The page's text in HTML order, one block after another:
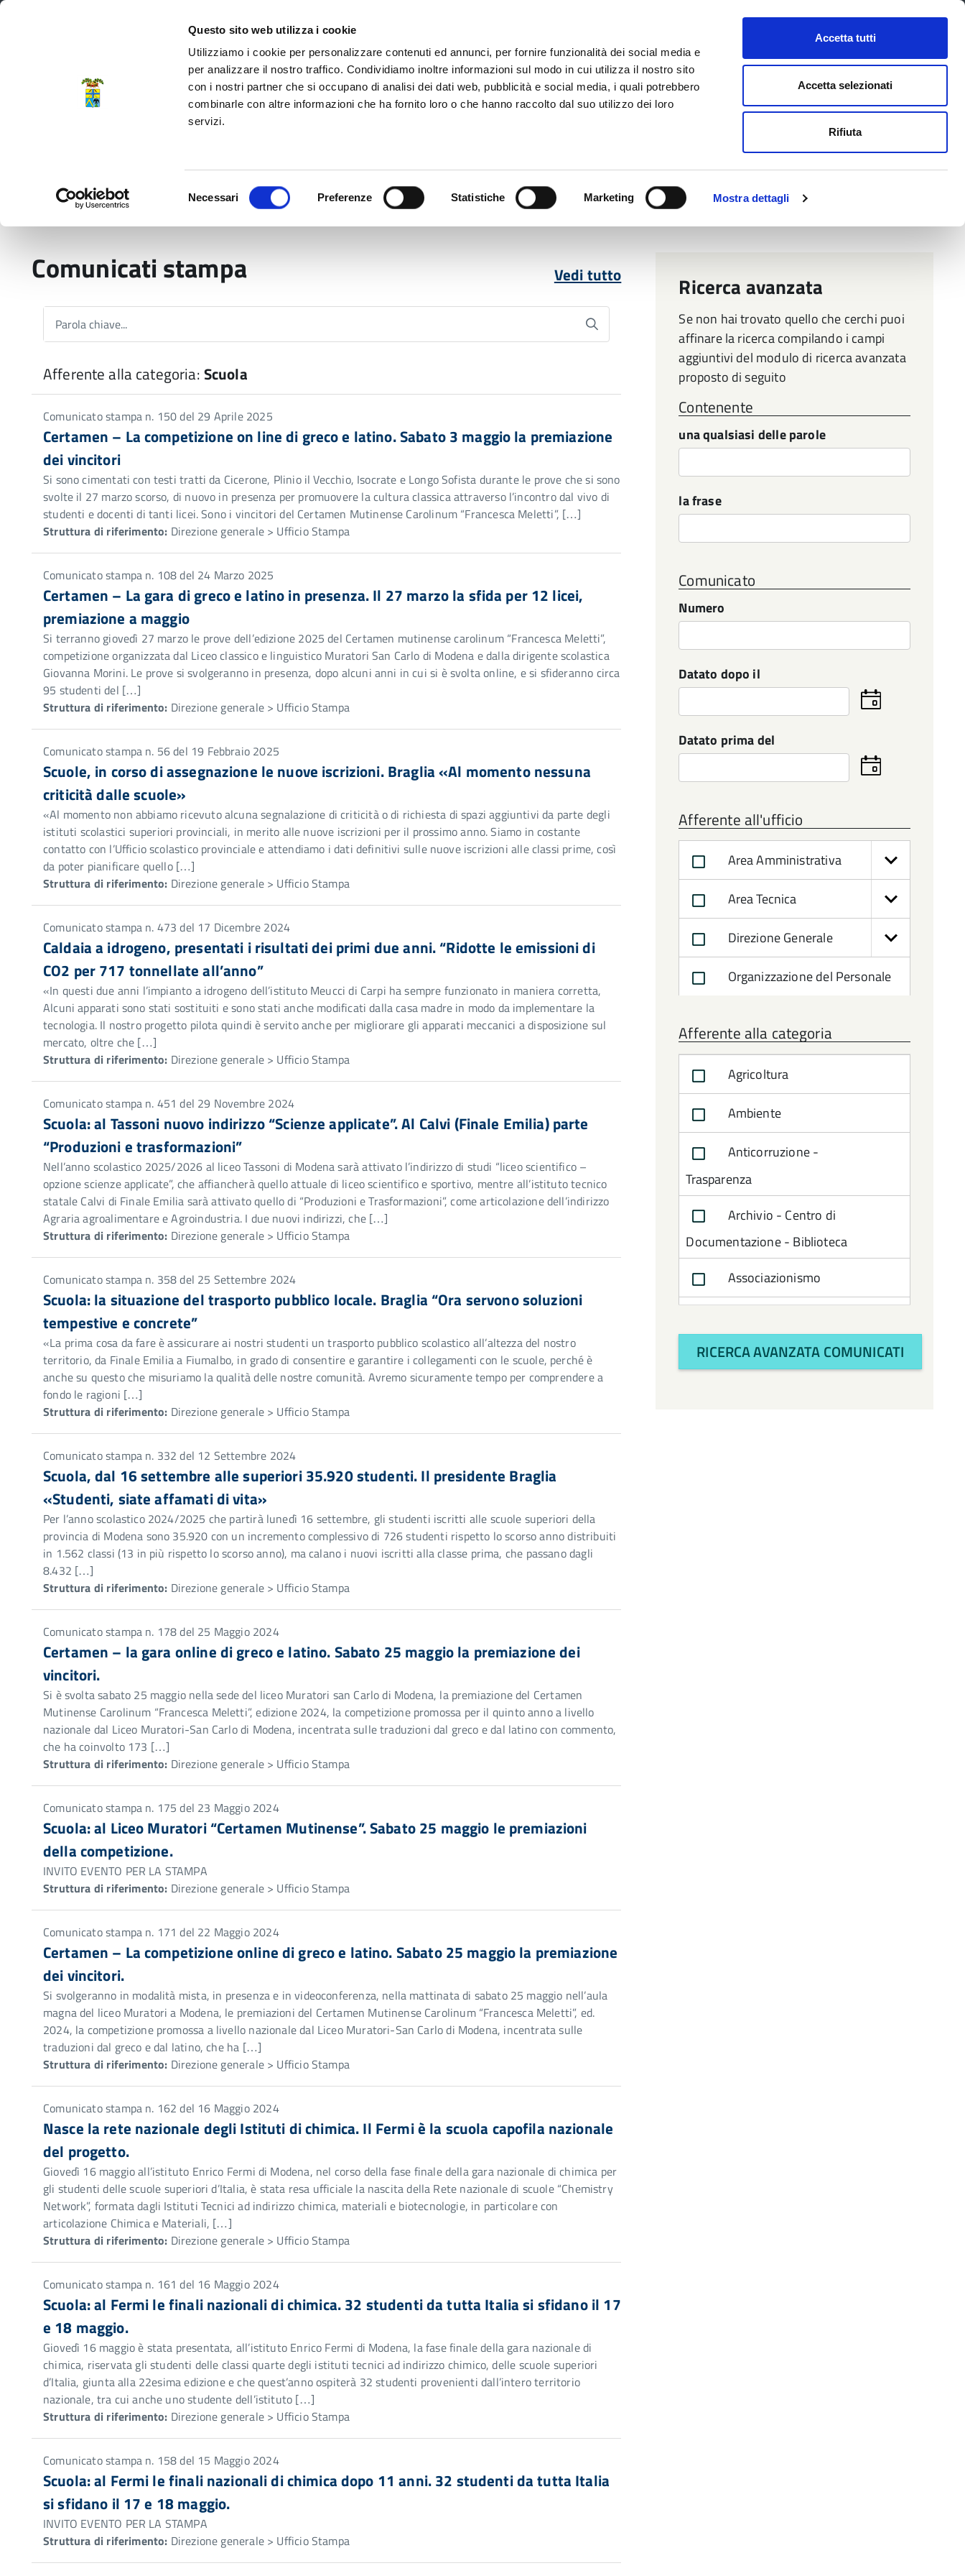
Questo sito web utilizza i cookie
Utilizziamo i cookie per personalizzare contenuti ed annunci, per fornire funzionalità dei social media e
per analizzare il nostro traffico. Condividiamo inoltre informazioni sul modo in cui utilizza il nostro sito
con i nostri partner che si occupano di analisi dei dati web, pubblicità e social media, i quali potrebbero
combinarle con altre informazioni che ha fornito loro o che hanno raccolto dal suo utilizzo dei loro
servizi.
Necessari Preferenze Statistiche Marketing Mostra dettagli
Accetta tutti
Accetta selezionati
Rifiuta
CONTATTI URP SERVIZI ONLINE
Provincia di Modena
Seguici su FacebookTwitterInstagram
LinkedIn
cerca nel sito
Comunicati stampa Vedi tutto
Parola chiave...
Afferente alla categoria:Scuola
Comunicato stampa n. 150 del 29 Aprile 2025
Certamen – La competizione on line di greco e latino. Sabato 3 maggio la premiazione
dei vincitori
Si sono cimentati con testi tratti da Cicerone, Plinio il Vecchio, Isocrate e Longo Sofista durante le prove che si sono
svolte il 27 marzo scorso, di nuovo in presenza per promuovere la cultura classica attraverso l’incontro dal vivo di
studenti e docenti di tanti licei. Sono i vincitori del Certamen Mutinense Carolinum “Francesca Meletti”, […]
Struttura di riferimento: Direzione generale > Ufficio Stampa
Comunicato stampa n. 108 del 24 Marzo 2025
Certamen – La gara di greco e latino in presenza. Il 27 marzo la sfida per 12 licei,
premiazione a maggio
Si terranno giovedì 27 marzo le prove dell’edizione 2025 del Certamen mutinense carolinum “Francesca Meletti”,
competizione organizzata dal Liceo classico e linguistico Muratori San Carlo di Modena e dalla dirigente scolastica
Giovanna Morini. Le prove si svolgeranno in presenza, dopo alcuni anni in cui si è svolta online, e si sfideranno circa
95 studenti del […]
Struttura di riferimento: Direzione generale > Ufficio Stampa
Comunicato stampa n. 56 del 19 Febbraio 2025
Scuole, in corso di assegnazione le nuove iscrizioni. Braglia «Al momento nessuna
criticità dalle scuole»
«Al momento non abbiamo ricevuto alcuna segnalazione di criticità o di richiesta di spazi aggiuntivi da parte degli
istituti scolastici superiori provinciali, in merito alle nuove iscrizioni per il prossimo anno. Siamo in costante
contatto con l’Ufficio scolastico provinciale e attendiamo i dati definitivi sulle nuove iscrizioni alle classi prime, così
da poter pianificare quello […]
Struttura di riferimento: Direzione generale > Ufficio Stampa
Comunicato stampa n. 473 del 17 Dicembre 2024
Caldaia a idrogeno, presentati i risultati dei primi due anni. “Ridotte le emissioni di
CO2 per 717 tonnellate all’anno”
«In questi due anni l’impianto a idrogeno dell’istituto Meucci di Carpi ha sempre funzionato in maniera corretta,
Alcuni apparati sono stati sostituiti e sono stati anche modificati dalla casa madre in modo da implementare la
tecnologia. Il nostro progetto pilota quindi è servito anche per migliorare gli apparati meccanici a disposizione sul
mercato, oltre che […]
Struttura di riferimento: Direzione generale > Ufficio Stampa
Comunicato stampa n. 451 del 29 Novembre 2024
Scuola: al Tassoni nuovo indirizzo “Scienze applicate”. Al Calvi (Finale Emilia) parte
“Produzioni e trasformazioni”
Nell’anno scolastico 2025/2026 al liceo Tassoni di Modena sarà attivato l’indirizzo di studi “liceo scientifico –
opzione scienze applicate”, che affiancherà quello attuale di liceo scientifico e sportivo, mentre all’istituto tecnico
statale Calvi di Finale Emilia sarà attivato quello di “Produzioni e Trasformazioni”, come articolazione dell’indirizzo
Agraria agroalimentare e Agroindustria. I due nuovi indirizzi, che […]
Struttura di riferimento: Direzione generale > Ufficio Stampa
Comunicato stampa n. 358 del 25 Settembre 2024
Scuola: la situazione del trasporto pubblico locale. Braglia “Ora servono soluzioni
tempestive e concrete”
«La prima cosa da fare è assicurare ai nostri studenti un trasporto pubblico scolastico all’altezza del nostro
territorio, da Finale Emilia a Fiumalbo, in grado di consentire e garantire i collegamenti con le scuole, perché è
anche su questo che misuriamo la qualità delle nostre comunità. Avremo sicuramente tempo per comprendere a
fondo le ragioni […]
Struttura di riferimento: Direzione generale > Ufficio Stampa
Comunicato stampa n. 332 del 12 Settembre 2024
Scuola, dal 16 settembre alle superiori 35.920 studenti. Il presidente Braglia
«Studenti, siate affamati di vita»
Per l’anno scolastico 2024/2025 che partirà lunedì 16 settembre, gli studenti iscritti alle scuole superiori della
provincia di Modena sono 35.920 con un incremento complessivo di 726 studenti rispetto lo scorso anno distribuiti
in 1.562 classi (13 in più rispetto lo scorso anno), ma calano i nuovi iscritti alla classe prima, che passano dagli
8.432 […]
Struttura di riferimento: Direzione generale > Ufficio Stampa
Comunicato stampa n. 178 del 25 Maggio 2024
Certamen – la gara online di greco e latino. Sabato 25 maggio la premiazione dei
vincitori.
Si è svolta sabato 25 maggio nella sede del liceo Muratori san Carlo di Modena, la premiazione del Certamen
Mutinense Carolinum “Francesca Meletti”, edizione 2024, la competizione promossa per il quinto anno a livello
nazionale dal Liceo Muratori-San Carlo di Modena, incentrata sulle traduzioni dal greco e dal latino con commento,
che ha coinvolto 173 […]
Struttura di riferimento: Direzione generale > Ufficio Stampa
Comunicato stampa n. 175 del 23 Maggio 2024
Scuola: al Liceo Muratori “Certamen Mutinense”. Sabato 25 maggio le premiazioni
della competizione.
INVITO EVENTO PER LA STAMPA
Struttura di riferimento: Direzione generale > Ufficio Stampa
Comunicato stampa n. 171 del 22 Maggio 2024
Certamen – La competizione online di greco e latino. Sabato 25 maggio la premiazione
dei vincitori.
Si svolgeranno in modalità mista, in presenza e in videoconferenza, nella mattinata di sabato 25 maggio nell’aula
magna del liceo Muratori a Modena, le premiazioni del Certamen Mutinense Carolinum “Francesca Meletti”, ed.
2024, la competizione promossa a livello nazionale dal Liceo Muratori-San Carlo di Modena, incentrata sulle
traduzioni dal greco e dal latino, che ha […]
Struttura di riferimento: Direzione generale > Ufficio Stampa
Comunicato stampa n. 162 del 16 Maggio 2024
Nasce la rete nazionale degli Istituti di chimica. Il Fermi è la scuola capofila nazionale
del progetto.
Giovedì 16 maggio all’istituto Enrico Fermi di Modena, nel corso della fase finale della gara nazionale di chimica per
gli studenti delle scuole superiori d’Italia, è stata resa ufficiale la nascita della Rete nazionale di scuole “Chemistry
Network”, formata dagli Istituti Tecnici ad indirizzo chimica, materiali e biotecnologie, in particolare con
articolazione Chimica e Materiali, […]
Struttura di riferimento: Direzione generale > Ufficio Stampa
Comunicato stampa n. 161 del 16 Maggio 2024
Scuola: al Fermi le finali nazionali di chimica. 32 studenti da tutta Italia si sfidano il 17
e 18 maggio.
Giovedì 16 maggio è stata presentata, all’istituto Enrico Fermi di Modena, la fase finale della gara nazionale di
chimica, riservata gli studenti delle classi quarte degli istituti tecnici ad indirizzo chimico, delle scuole superiori
d’Italia, giunta alla 22esima edizione e che quest’anno ospiterà 32 studenti provenienti dall’intero territorio
nazionale, tra cui anche uno studente dell’istituto […]
Struttura di riferimento: Direzione generale > Ufficio Stampa
Comunicato stampa n. 158 del 15 Maggio 2024
Scuola: al Fermi le finali nazionali di chimica dopo 11 anni. 32 studenti da tutta Italia
si sfidano il 17 e 18 maggio.
INVITO EVENTO PER LA STAMPA
Struttura di riferimento: Direzione generale > Ufficio Stampa
Ricerca avanzata
Se non hai trovato quello che cerchi puoi
affinare la ricerca compilando i campi
aggiuntivi del modulo di ricerca avanzata
proposto di seguito
Contenente
una qualsiasi delle parole
la frase
Comunicato
Numero
Datato dopo il
Seleziona
la
Datato prima del
Seleziona
la
Afferente all'ufficio
Area Amministrativa
Area Tecnica
Direzione Generale
Organizzazione del Personale
Afferente alla categoria
Agricoltura
Ambiente
Anticorruzione -
Trasparenza
Archivio - Centro di
Documentazione - Biblioteca
Associazionismo
Avvocatura
RICERCA AVANZATA COMUNICATI